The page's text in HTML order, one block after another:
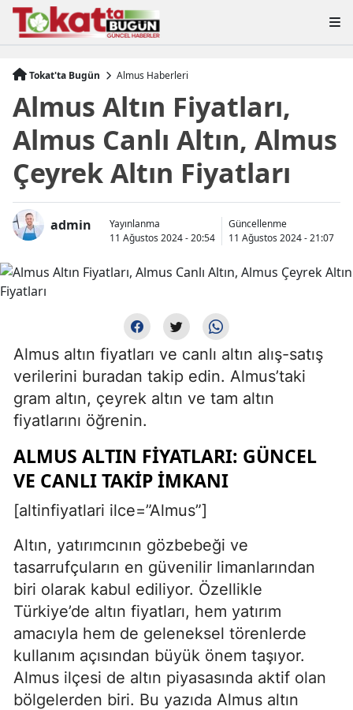
Tokat'ta Bugün Almus Haberleri
Almus Altın Fiyatları,
Almus Canlı Altın, Almus
Çeyrek Altın Fiyatları
admin
Yayınlanma
11 Ağustos 2024 - 20:54
Güncellenme
11 Ağustos 2024 - 21:07
Almus altın fiyatları ve canlı altın alış-satış
verilerini buradan takip edin. Almus’taki
gram altın, çeyrek altın ve tam altın
fiyatlarını öğrenin.
ALMUS ALTIN FIYATLARI: GÜNCEL
VE CANLI TAKIP İMKANI
[altinfiyatlari ilce=”Almus”]
Altın, yatırımcının gözbebeği ve
tasarrufçuların en güvenilir limanlarından
biri olarak kabul ediliyor. Özellikle
Türkiye’de altın fiyatları, hem yatırım
amacıyla hem de geleneksel törenlerde
kullanım açısından büyük önem taşıyor.
Almus ilçesi de altın piyasasında aktif olan
bölgelerden biri. Bu yazıda Almus altın